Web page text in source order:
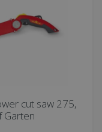
cut saw 275,
Garten